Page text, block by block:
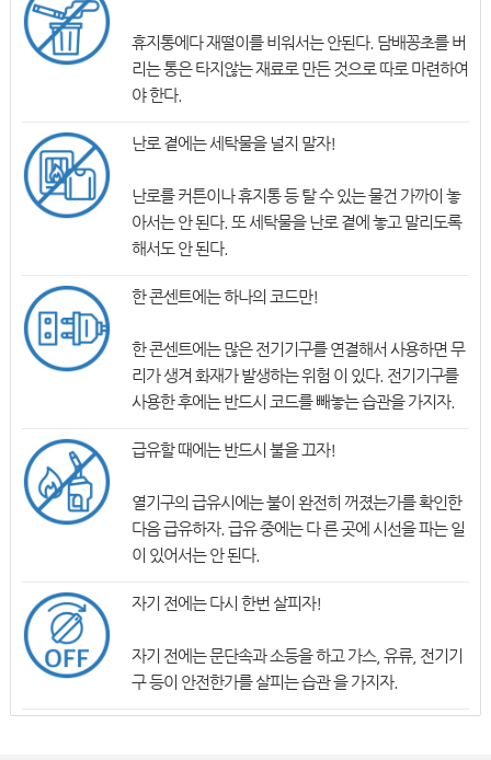
휴지통에다 재떨이를 비워서는 안된다. 담배꽁초를 버
리는 통은 타지않는 재료로 만든 것으로 따로 마련하여
야 한다.
난로 곁에는 세탁물을 널지 말자!
난로를 커튼이나 휴지통 등 탈 수 있는 물건 가까이 놓
아서는 안 된다. 또 세탁물을 난로 곁에 놓고 말리도록
해서도 안 된다.
한 콘센트에는 하나의 코드만!
한 콘센트에는 많은 전기기구를 연결해서 사용하면 무
리가 생겨 화재가 발생하는 위험 이 있다. 전기기구를
사용한 후에는 반드시 코드를 빼놓는 습관을 가지자.
급유할 때에는 반드시 불을 끄자!
열기구의 급유시에는 불이 완전히 꺼졌는가를 확인한
다음 급유하자. 급유 중에는 다 른 곳에 시선을 파는 일
이 있어서는 안 된다.
자기 전에는 다시 한번 살피자!
자기 전에는 문단속과 소등을 하고 가스, 유류, 전기기
구 등이 안전한가를 살피는 습관 을 가지자.